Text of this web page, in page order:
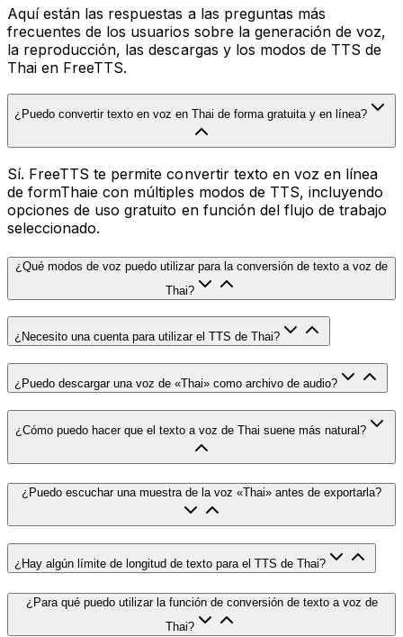
Aquí están las respuestas a las preguntas más
frecuentes de los usuarios sobre la generación de voz,
la reproducción, las descargas y los modos de TTS de
Thai en FreeTTS.
¿Puedo convertir texto en voz en Thai de forma gratuita y en línea?
Sí. FreeTTS te permite convertir texto en voz en línea
de formThaie con múltiples modos de TTS, incluyendo
opciones de uso gratuito en función del flujo de trabajo
seleccionado.
¿Qué modos de voz puedo utilizar para la conversión de texto a voz de
Thai?
¿Necesito una cuenta para utilizar el TTS de Thai?
¿Puedo descargar una voz de «Thai» como archivo de audio?
¿Cómo puedo hacer que el texto a voz de Thai suene más natural?
¿Puedo escuchar una muestra de la voz «Thai» antes de exportarla?
¿Hay algún límite de longitud de texto para el TTS de Thai?
¿Para qué puedo utilizar la función de conversión de texto a voz de
Thai?